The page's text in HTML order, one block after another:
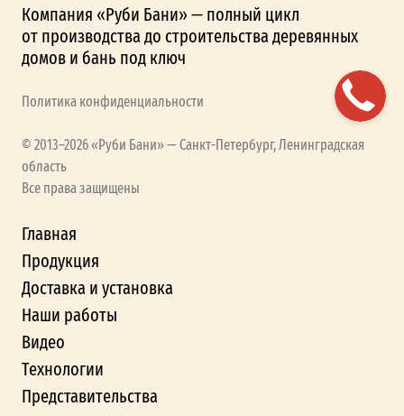
Компания «Руби Бани» — полный цикл
от производства до строительства деревянных
домов и бань под ключ
Политика конфиденциальности
© 2013–2026 «Руби Бани» — Санкт-Петербург, Ленинградская
область
Все права защищены
Главная
Продукция
Доставка и установка
Наши работы
Видео
Технологии
Представительства